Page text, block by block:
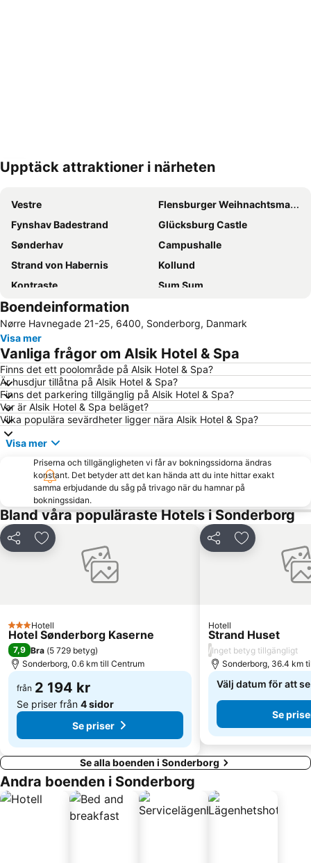
Förstora kartan
Upptäck attraktioner i närheten
Vestre
Flensburger Weihnachtsmarkt
Fynshav Badestrand
Glücksburg Castle
Sønderhav
Campushalle
Strand von Habernis
Kollund
Kontraste
Sum Sum
Søby
Fåborg Havn
Boendeinformation
Nørre Havnegade 21-25, 6400, Sonderborg, Danmark
Visa mer
Vanliga frågor om Alsik Hotel & Spa
Finns det ett poolområde på Alsik Hotel & Spa?
Är husdjur tillåtna på Alsik Hotel & Spa?
Finns det parkering tillgänglig på Alsik Hotel & Spa?
Var är Alsik Hotel & Spa beläget?
Vilka populära sevärdheter ligger nära Alsik Hotel & Spa?
Visa mer
Priserna och tillgängligheten vi får av bokningssidorna ändras
konstant. Det betyder att det kan hända att du inte hittar exakt
samma erbjudande du såg på trivago när du hamnar på
bokningssidan.
Bland våra populäraste Hotels i Sonderborg
Dela Lägg till i Mina Favoriter
3 Stjärnor
Hotell
Hotel Sønderborg Kaserne
7,9 Bra (5 729 betyg)
Sonderborg, 0.6 km till Centrum
från 2 194 kr
Se priser från 4 sidor
Se priser
Dela Lägg till i
Hotell
Strand Huset
/Inget betyg tillgängligt
Sonderborg, 36.4 km
Välj datum för att
Se
Se alla boenden i Sonderborg
Andra boenden i Sonderborg